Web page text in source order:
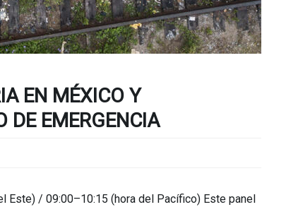
EN MÉXICO Y
DE EMERGENCIA
Este) / 09:00–10:15 (hora del Pacífico) Este panel